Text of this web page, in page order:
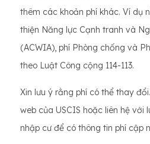
thêm các khoản phí khác. Ví dụ
thiện Năng lực Cạnh tranh và
(ACWIA), phí Phòng chống và
theo Luật Công cộng 114-113.
Xin lưu ý rằng phí có thể thay
web của USCIS hoặc liên hệ với
nhập cư để có thông tin phí cập